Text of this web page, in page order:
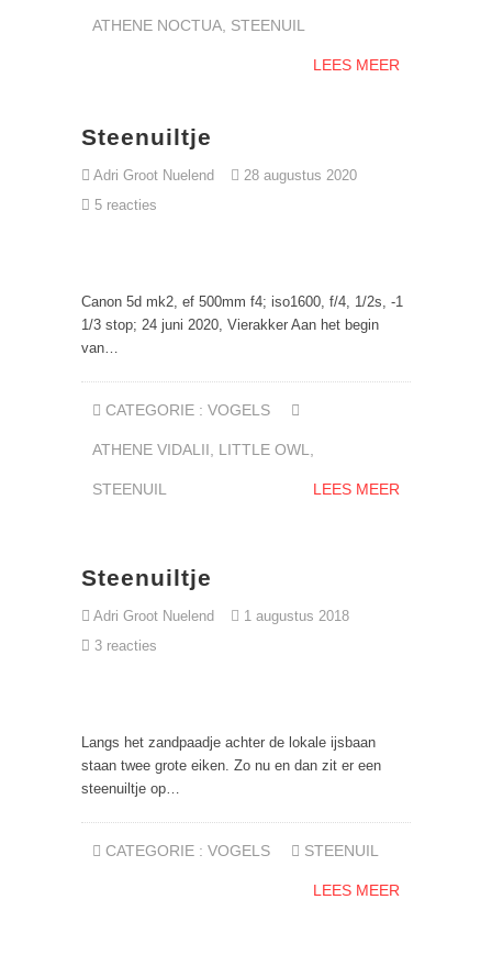
ATHENE NOCTUA STEENUIL
LEES MEER
Steenuiltje
Adri Groot Nuelend
28 augustus 2020
5 reacties
Canon 5d mk2, ef 500mm f4; iso1600, f/4, 1/2s, -1
1/3 stop; 24 juni 2020, Vierakker Aan het begin
van…
CATEGORIE : VOGELS
ATHENE VIDALII LITTLE OWL
STEENUIL LEES MEER
Steenuiltje
Adri Groot Nuelend
1 augustus 2018
3 reacties
Langs het zandpaadje achter de lokale ijsbaan
staan twee grote eiken. Zo nu en dan zit er een
steenuiltje op…
CATEGORIE : VOGELS STEENUIL
LEES MEER